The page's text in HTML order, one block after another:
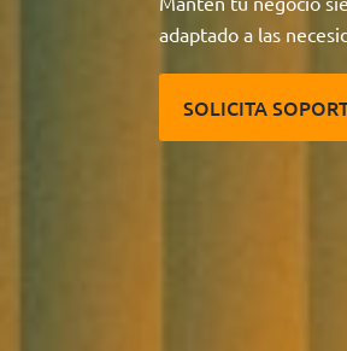
adaptado a las
SOLICITA